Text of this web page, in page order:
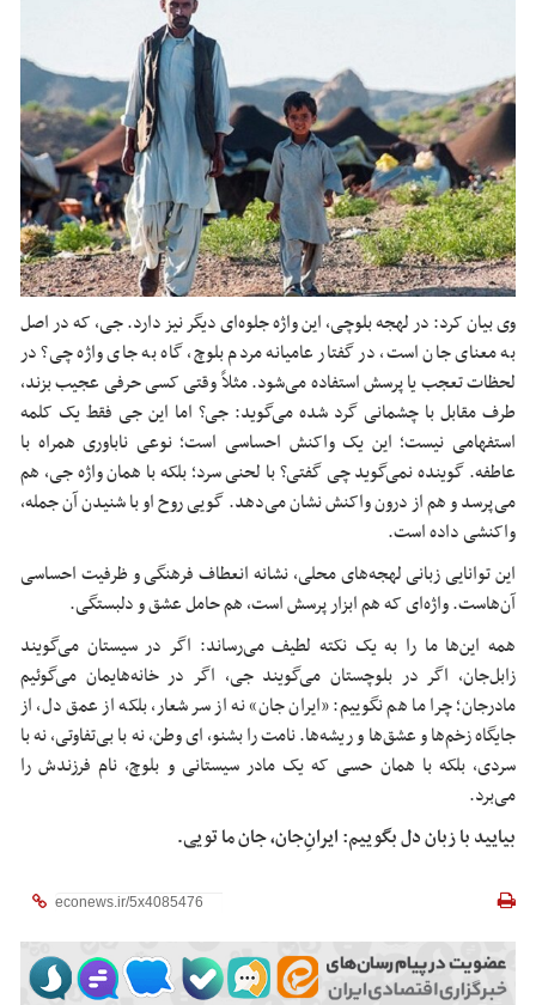
وی بیان کرد: در لهجه بلوچی، این واژه جلوه‌ای دیگر نیز دارد.جی، که در اصل
به معنای جان است، در گفتار عامیانه مردم بلوچ، گاه به جای واژه چی؟ در
لحظات تعجب یا پرسش استفاده می‌شود. مثلاً وقتی کسی حرفی عجیب بزند،
طرف مقابل با چشمانی گرد شده می‌گوید: جی؟ اما اینجی فقط یک کلمه
استفهامی نیست؛ این یک واکنش احساسی است؛ نوعی ناباوری همراه با
عاطفه. گوینده نمی‌گوید چی گفتی؟ با لحنی سرد؛ بلکه با همان واژهجی، هم
می‌پرسد و هم از درون واکنش نشان می‌دهد. گویی روح او با شنیدن آن جمله،
واکنشی داده است.
این توانایی زبانی لهجه‌های محلی، نشانه انعطاف فرهنگی و ظرفیت احساسی
آن‌هاست. واژه‌ای که هم ابزار پرسش است، هم حامل عشق و دلبستگی.
همه این‌ها ما را به یک نکته لطیف می‌رساند: اگر در سیستان می‌گویند
زابل‌جان، اگر در بلوچستان می‌گویندجی، اگر در خانه‌هایمان می‌گوئیم
مادرجان؛ چرا ما هم نگوییم: «ایران جان» نه از سر شعار، بلکه از عمق دل، از
جایگاه زخم‌ها و عشق‌ها و ریشه‌ها. نامت رابشنو،ایوطن، نه با بی‌تفاوتی، نه با
سردی، بلکه با همان حسی که یک مادر سیستانی و بلوچ، نام فرزندش را
می‌برد.
بیایید با زبان دل بگوییم: ایران‌ِجان، جان ما تویی.